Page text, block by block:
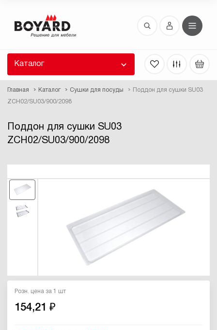
Каталог
Главная Каталог Сушки для посуды Поддон для сушки SU03
ZCH02/SU03/900/2098
Поддон для сушки SU03
ZCH02/SU03/900/2098
Розн. цена за 1 шт
154,21 ₽
Восстановление пароля
высланы вам по E-Mail.
ссылку для восстановления